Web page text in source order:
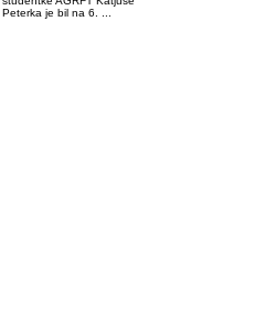
Peterka je bil na 6. ...